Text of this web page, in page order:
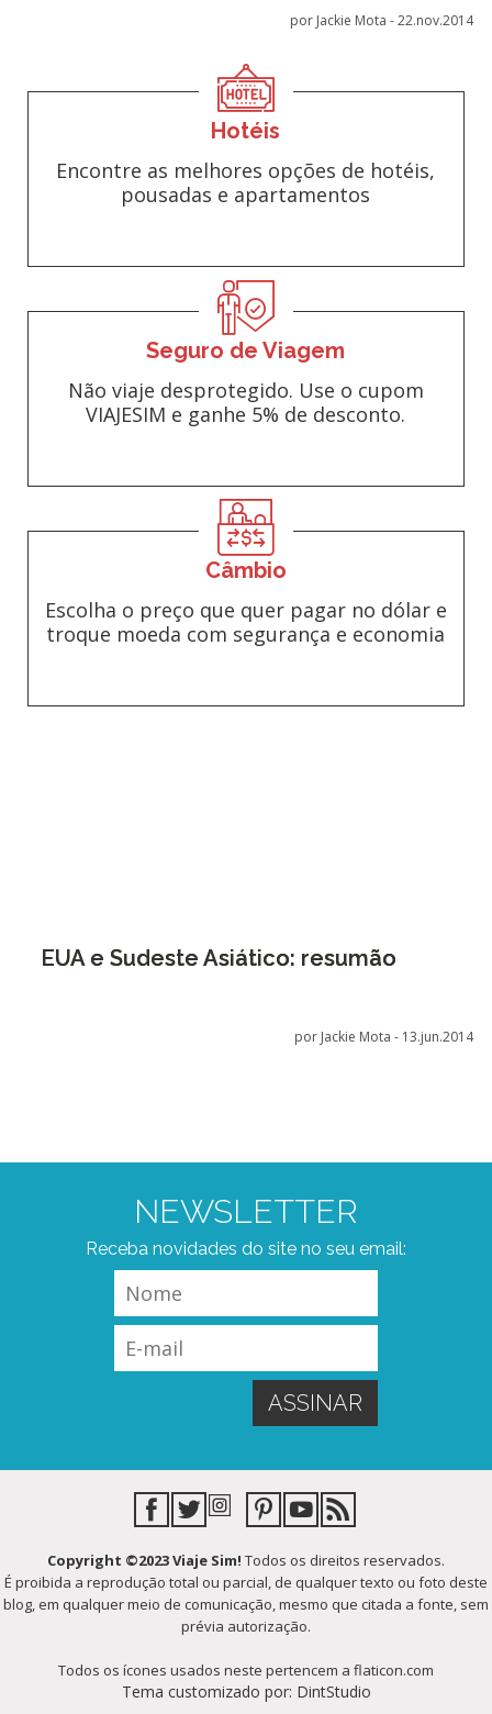
por Jackie Mota -22.nov.2014
Hotéis
Encontre as melhores opções de hotéis,
pousadas e apartamentos
Seguro de Viagem
Não viaje desprotegido. Use o cupom
VIAJESIM e ganhe 5% de desconto.
Câmbio
Escolha o preço que quer pagar no dólar e
troque moeda com segurança e economia
EUA e Sudeste Asiático: resumão
por Jackie Mota - 13.jun.2014
NEWSLETTER
Receba novidades do site no seu email:
Copyright ©2023 Viaje Sim! Todos os direitos reservados.
É proibida a reprodução total ou parcial, de qualquer texto ou foto deste
blog, em qualquer meio de comunicação, mesmo que citada a fonte, sem
prévia autorização.
Todos os ícones usados neste pertencem a flaticon.com
Tema customizado por: DintStudio